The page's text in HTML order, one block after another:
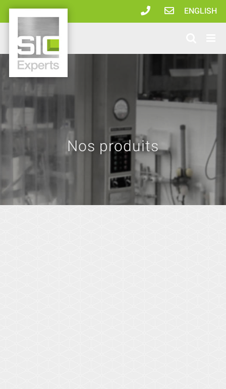
Passer
au
contenu
ENGLISH
Nos produits